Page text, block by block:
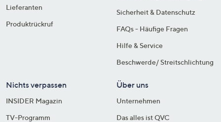
Lieferanten
Produktrückruf
Sicherheit & Datenschutz
FAQs - Häufige Fragen
Hilfe & Service
Beschwerde/ Streitschlichtung
Nichts verpassen
INSIDER Magazin
TV-Programm
Über uns
Unternehmen
Das alles ist QVC